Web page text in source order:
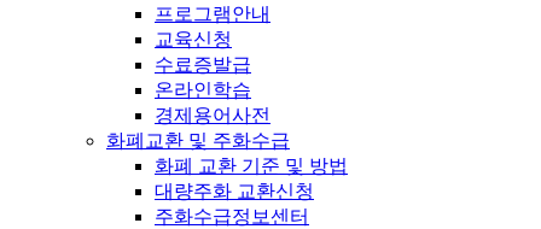
프로그램안내
교육신청
수료증발급
온라인학습
경제용어사전
화폐교환 및 주화수급
화폐 교환 기준 및 방법
대량주화 교환신청
주화수급정보센터